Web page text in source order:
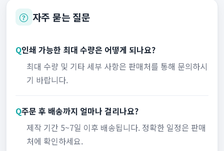
자주 묻는 질문
Q인쇄 가능한 최대 수량은 어떻게 되나요?
최대 수량 및 기타 세부 사항은 판매처를 통해 문의하시
기 바랍니다.
Q주문 후 배송까지 얼마나 걸리나요?
제작 기간 5~7일 이후 배송됩니다. 정확한 일정은 판매
처에 확인하세요.